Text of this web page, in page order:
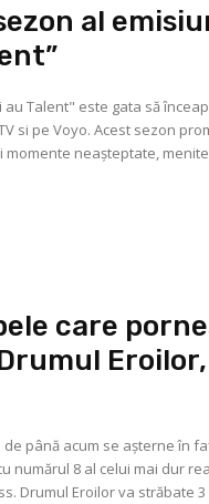
al
Talent" este gata să
si pe Voyo. Acest sezon
momente neașteptate,
care
până acum se așterne în
numărul 8 al celui mai dur
Drumul Eroilor va străbate 3